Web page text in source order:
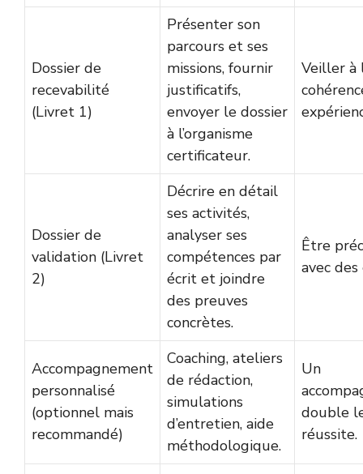
Dossier de
recevabilité
(Livret 1)
Présenter son
parcours et ses
missions, fournir
justificatifs,
envoyer le dossier
à l’organisme
certificateur.
Veiller à
Dossier de
validation (Livret
2)
Décrire en détail
ses activités,
analyser ses
compétences par
écrit et joindre
des preuves
concrètes.
Être
avec
Accompagnement
personnalisé
(optionnel mais
recommandé)
Coaching, ateliers
de rédaction,
simulations
d’entretien, aide
méthodologique.
Un
double
réussite.